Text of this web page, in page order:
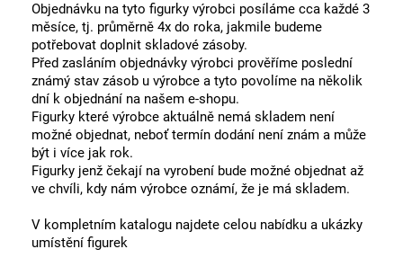
Objednávku na tyto figurky výrobci posíláme cca každé 3
měsíce, tj. průměrně 4x do roka, jakmile budeme
potřebovat doplnit skladové zásoby.
Před zasláním objednávky výrobci prověříme poslední
známý stav zásob u výrobce a tyto povolíme na několik
dní k objednání na našem e-shopu.
Figurky které výrobce aktuálně nemá skladem není
možné objednat, neboť termín dodání není znám a může
být i více jak rok.
Figurky jenž čekají na vyrobení bude možné objednat až
ve chvíli, kdy nám výrobce oznámí, že je má skladem.
V kompletním katalogu najdete celou nabídku a ukázky
umístění figurek